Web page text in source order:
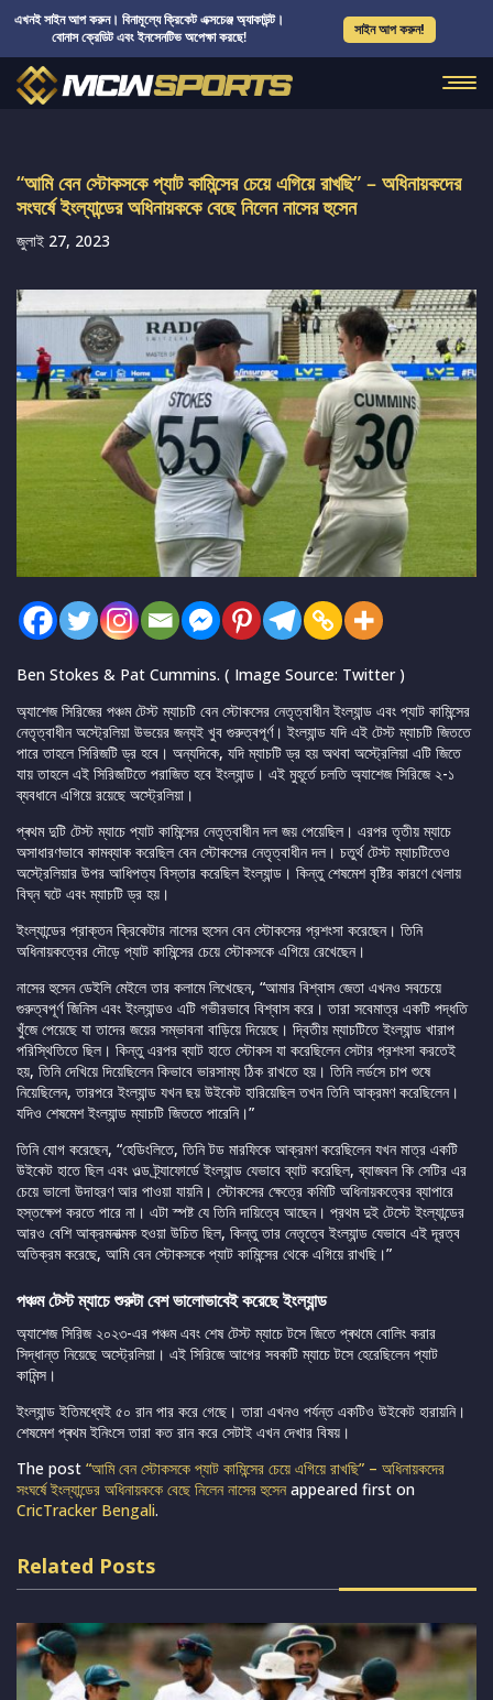
এখনই সাইন আপ করুন। বিনামূল্যে ক্রিকেট এক্সচেঞ্জ অ্যাকাউন্ট।
বোনাস ক্রেডিট এবং ইনসেনটিভ অপেক্ষা করছে!
সাইন আপ করুন!
“আমি বেন স্টোকসকে প্যাট কামিন্সের চেয়ে এগিয়ে রাখছি” – অধিনায়কদের
সংঘর্ষে ইংল্যান্ডের অধিনায়ককে বেছে নিলেন নাসের হুসেন
জুলাই 27, 2023
Ben Stokes & Pat Cummins. ( Image Source: Twitter )
অ্যাশেজ সিরিজের পঞ্চম টেস্ট ম্যাচটি বেন স্টোকসের নেতৃত্বাধীন ইংল্যান্ড এবং প্যাট কামিন্সের
নেতৃত্বাধীন অস্ট্রেলিয়া উভয়ের জন্যই খুব গুরুত্বপূর্ণ। ইংল্যান্ড যদি এই টেস্ট ম্যাচটি জিততে
পারে তাহলে সিরিজটি ড্র হবে। অন্যদিকে, যদি ম্যাচটি ড্র হয় অথবা অস্ট্রেলিয়া এটি জিতে
যায় তাহলে এই সিরিজটিতে পরাজিত হবে ইংল্যান্ড। এই মুহূর্তে চলতি অ্যাশেজ সিরিজে ২-১
ব্যবধানে এগিয়ে রয়েছে অস্ট্রেলিয়া।
প্ৰথম দুটি টেস্ট ম্যাচে প্যাট কামিন্সের নেতৃত্বাধীন দল জয় পেয়েছিল। এরপর তৃতীয় ম্যাচে
অসাধারণভাবে কামব্যাক করেছিল বেন স্টোকসের নেতৃত্বাধীন দল। চতুর্থ টেস্ট ম্যাচটিতেও
অস্ট্রেলিয়ার উপর আধিপত্য বিস্তার করেছিল ইংল্যান্ড। কিন্তু শেষমেশ বৃষ্টির কারণে খেলায়
বিঘ্ন ঘটে এবং ম্যাচটি ড্র হয়।
ইংল্যান্ডের প্রাক্তন ক্রিকেটার নাসের হুসেন বেন স্টোকসের প্রশংসা করেছেন। তিনি
অধিনায়কত্বের দৌড়ে প্যাট কামিন্সের চেয়ে স্টোকসকে এগিয়ে রেখেছেন।
নাসের হুসেন ডেইলি মেইলে তার কলামে লিখেছেন, “আমার বিশ্বাস জেতা এখনও সবচেয়ে
গুরুত্বপূর্ণ জিনিস এবং ইংল্যান্ডও এটি গভীরভাবে বিশ্বাস করে। তারা সবেমাত্র একটি পদ্ধতি
খুঁজে পেয়েছে যা তাদের জয়ের সম্ভাবনা বাড়িয়ে দিয়েছে। দ্বিতীয় ম্যাচটিতে ইংল্যান্ড খারাপ
পরিস্থিতিতে ছিল। কিন্তু এরপর ব্যাট হাতে স্টোকস যা করেছিলেন সেটার প্রশংসা করতেই
হয়, তিনি দেখিয়ে দিয়েছিলেন কিভাবে ভারসাম্য ঠিক রাখতে হয়। তিনি লর্ডসে চাপ শুষে
নিয়েছিলেন, তারপরে ইংল্যান্ড যখন ছয় উইকেট হারিয়েছিল তখন তিনি আক্রমণ করেছিলেন।
যদিও শেষমেশ ইংল্যান্ড ম্যাচটি জিততে পারেনি।”
তিনি যোগ করেছেন, “হেডিংলিতে, তিনি টড মারফিকে আক্রমণ করেছিলেন যখন মাত্র একটি
উইকেট হাতে ছিল এবং ওল্ড ট্র্যাফোর্ডে ইংল্যান্ড যেভাবে ব্যাট করেছিল, ব্যাজবল কি সেটির এর
চেয়ে ভালো উদাহরণ আর পাওয়া যায়নি। স্টোকসের ক্ষেত্রে কমিটি অধিনায়কত্বের ব্যাপারে
হস্তক্ষেপ করতে পারে না। এটা স্পষ্ট যে তিনি দায়িত্বে আছেন। প্রথম দুই টেস্টে ইংল্যান্ডের
আরও বেশি আক্রমনাত্মক হওয়া উচিত ছিল, কিন্তু তার নেতৃত্বে ইংল্যান্ড যেভাবে এই দূরত্ব
অতিক্রম করেছে, আমি বেন স্টোকসকে প্যাট কামিন্সের থেকে এগিয়ে রাখছি।”
পঞ্চম টেস্ট ম্যাচে শুরুটা বেশ ভালোভাবেই করেছে ইংল্যান্ড
অ্যাশেজ সিরিজ ২০২৩-এর পঞ্চম এবং শেষ টেস্ট ম্যাচে টসে জিতে প্ৰথমে বোলিং করার
সিদ্ধান্ত নিয়েছে অস্ট্রেলিয়া। এই সিরিজে আগের সবকটি ম্যাচে টসে হেরেছিলেন প্যাট
কামিন্স।
ইংল্যান্ড ইতিমধ্যেই ৫০ রান পার করে গেছে। তারা এখনও পর্যন্ত একটিও উইকেট হারায়নি।
শেষমেশ প্ৰথম ইনিংসে তারা কত রান করে সেটাই এখন দেখার বিষয়।
The post “আমি বেন স্টোকসকে প্যাট কামিন্সের চেয়ে এগিয়ে রাখছি” – অধিনায়কদের
সংঘর্ষে ইংল্যান্ডের অধিনায়ককে বেছে নিলেন নাসের হুসেনappeared first on
CricTracker Bengali.
Related Posts